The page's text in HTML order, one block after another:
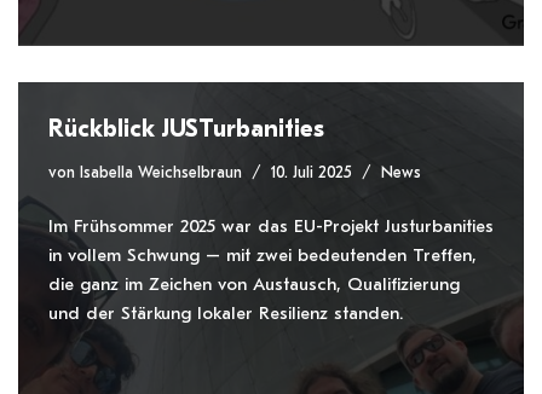
Rückblick JUSTurbanities
von Isabella Weichselbraun 10. Juli 2025 News
Im Frühsommer 2025 war das EU-Projekt Justurbanities
in vollem Schwung – mit zwei bedeutenden Treffen,
die ganz im Zeichen von Austausch, Qualifizierung
und der Stärkung lokaler Resilienz standen.